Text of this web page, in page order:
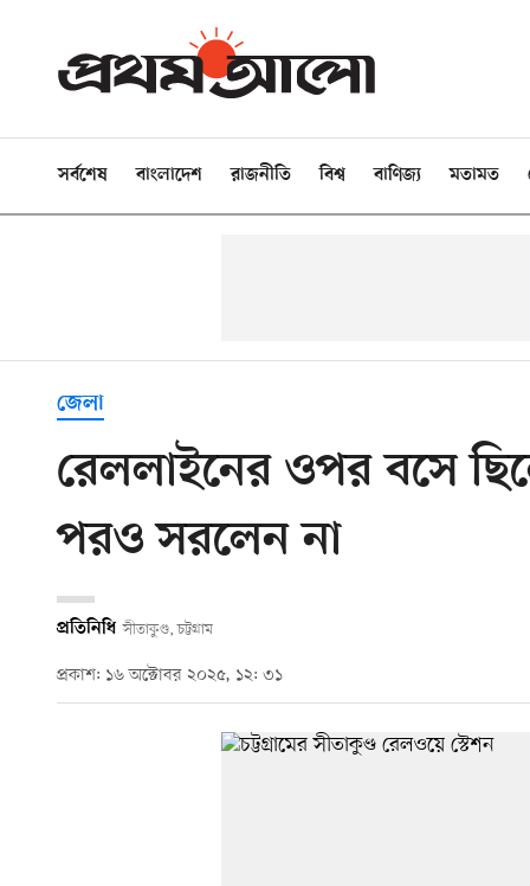
সর্বশেষ বাংলাদেশ রাজনীতি বিশ্ব বাণিজ্য মতামত
জেলা
রেললাইনের ওপর বসে
পরও সরলেন না
প্রতিনিধি সীতাকুণ্ড, চট্টগ্রাম
প্রকাশ: ১৬ অক্টোবর ২০২৫, ১২: ৩১